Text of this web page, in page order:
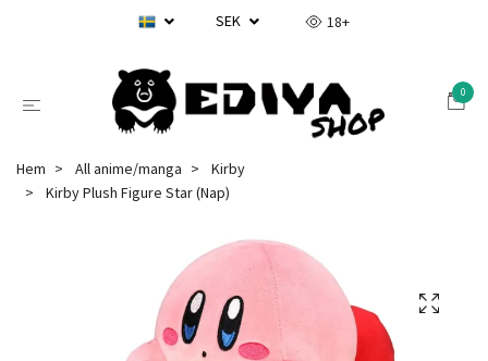
SEK 18+
0
Hem All anime/manga
Kirby
Kirby Plush Figure Star (Nap)